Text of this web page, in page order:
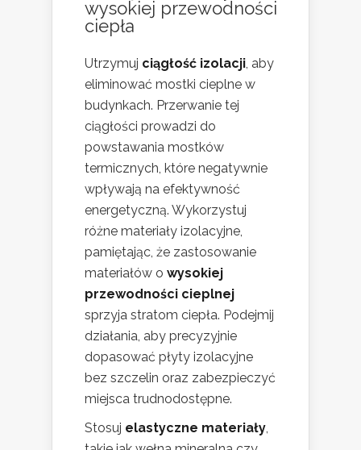
wysokiej przewodności
ciepła
Utrzymuj ciągłość izolacji , aby
eliminować mostki cieplne w
budynkach. Przerwanie tej
ciągłości prowadzi do
powstawania mostków
termicznych, które negatywnie
wpływają na efektywność
energetyczną. Wykorzystuj
różne materiały izolacyjne,
pamiętając, że zastosowanie
materiałów o wysokiej
przewodności cieplnej
sprzyja stratom ciepła. Podejmij
działania, aby precyzyjnie
dopasować płyty izolacyjne
bez szczelin oraz zabezpieczyć
miejsca trudnodostępne.
Stosuj elastyczne materiały